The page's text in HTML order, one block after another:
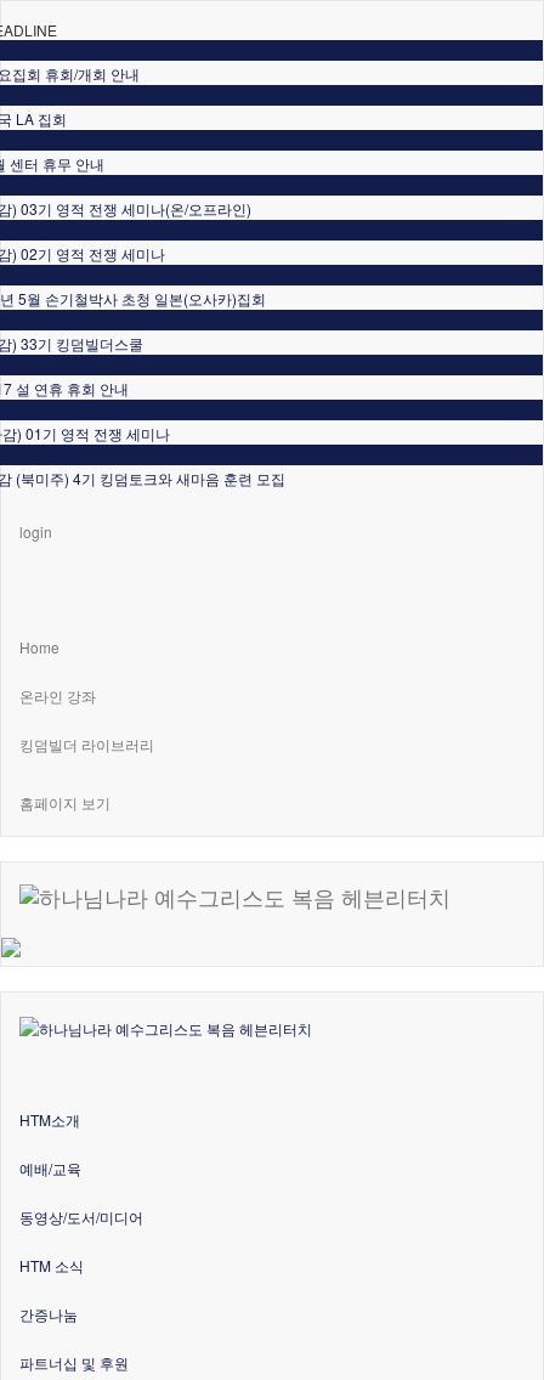
집회 휴회/개회 안내
LA 집회
센터 휴무 안내
) 03기 영적 전쟁 세미나(온/오프라인)
) 02기 영적 전쟁 세미나
5월 손기철박사 초청 일본(오사카)집회
) 33기 킹덤빌더스쿨
설 연휴 휴회 안내
) 01기 영적 전쟁 세미나
(북미주) 4기 킹덤토크와 새마음 훈련 모집
login
Home
온라인 강좌
킹덤빌더 라이브러리
홈페이지 보기
HTM소개
예배/교육
동영상/도서/미디어
HTM 소식
간증나눔
파트너십 및 후원